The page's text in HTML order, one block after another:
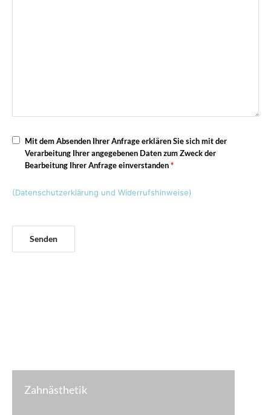
Mit dem Absenden Ihrer Anfrage erklären Sie sich mit der
Verarbeitung Ihrer angegebenen Daten zum Zweck der
Bearbeitung Ihrer Anfrage einverstanden*
(Datenschutzerklärung und Widerrufshinweise)
Zahnästhetik